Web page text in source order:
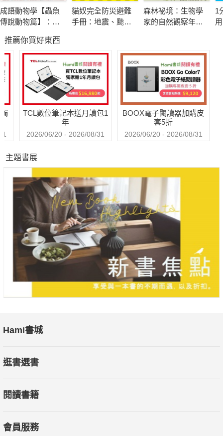
成語動物學【蟲魚
傳說動物篇】：閱
貓奴完全防災避難
手冊：地震、颱
下去！
森林祕境：生物學
家的自然觀察年誌
1
推薦你買好東西
TCL數位筆記本送月讀包1
年
2026/06/20 - 2026/08/31
BOOX電子閱讀器加購皮
套5折
2026/06/20 - 2026/08/31
主題書展
Hami書城
逛書選書
閱讀書籍
會員服務